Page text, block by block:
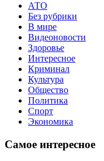
АТО
Без рубрики
В мире
Видеоновости
Здоровье
Интересное
Криминал
Культура
Общество
Политика
Спорт
Экономика
Самое интересное